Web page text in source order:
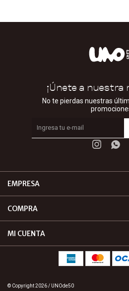
EMPRESA
COMPRA
MI CUENTA
¡Únete a nuestra
No te pierdas nuestras
 
© Copyright 2026 / UNOde50